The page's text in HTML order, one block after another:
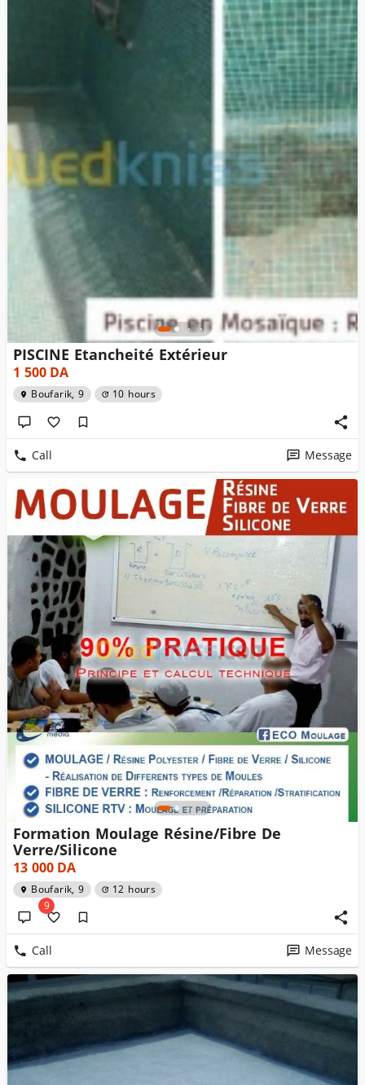
PISCINE Etancheité Extérieur
1 500DA
Boufarik, 9 10 hours
Call Message
Formation Moulage Résine/Fibre De
Verre/Silicone
13 000DA
Boufarik, 9
12 hours
9
Call Message